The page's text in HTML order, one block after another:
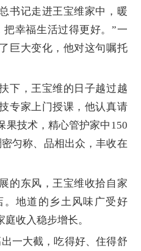
书记走进王宝维家中，暖
幸福生活过得更好。”一
巨大变化，他对这句嘱托
，王宝维的日子越过越
专家上门授课，他认真请
果技术，精心管护家中150
匀称、品相出众，丰收在
东风，王宝维收拾自家
地道的乡土风味广受好
收入稳步增长。
大截，吃得好、住得舒